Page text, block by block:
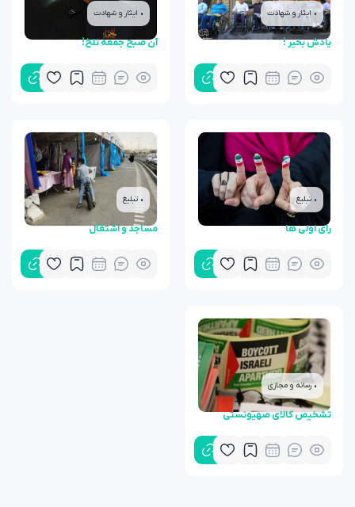
• ایثار و شهادت
یادش بخیر !
• ایثار و شهادت
آن صبح جمعه تلخ!
• تبلیغ
رای اولی ها
• تبلیغ
مساجد و اشتغال
• رسانه و مجازی
تشخیص کالای صهیونستی